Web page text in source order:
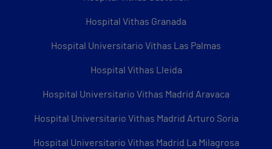
Hospital Vithas Granada
Hospital Universitario Vithas Las Palmas
Hospital Vithas Lleida
Hospital Universitario Vithas Madrid Aravaca
Hospital Universitario Vithas Madrid Arturo Soria
Hospital Universitario Vithas Madrid La Milagrosa